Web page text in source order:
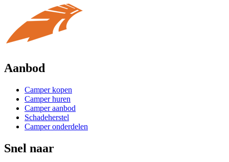
Aanbod
Camper kopen
Camper huren
Camper aanbod
Schadeherstel
Camper onderdelen
Snel naar